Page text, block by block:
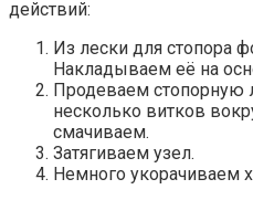
действий:
Из лески для стопора
Накладываем её на
Продеваем стопорную
несколько витков
смачиваем.
Затягиваем узел.
Немного укорачиваем